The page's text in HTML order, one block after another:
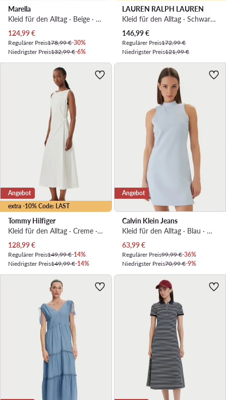
Marella
Kleid für den Alltag · Beige · Midi
Aktueller Preis
124,99€
Regulärer Preis178,99 €-30%
Niedrigster Preis132,99 €-6%
LAUREN RALPH LAUREN
Kleid für den Alltag · Schwarz · Midi
Aktueller Preis
146,99€
Regulärer Preis172,99 €
Niedrigster Preis121,99 €
extra -10% Code: LAST
Angebot
Tommy Hilfiger
Kleid für den Alltag · Creme · Midi
Aktueller Preis
128,99€
Regulärer Preis149,99 €-14%
Niedrigster Preis149,99 €-14%
Angebot
Calvin Klein Jeans
Kleid für den Alltag · Blau · Midi
Aktueller Preis
63,99€
Regulärer Preis99,99 €-36%
Niedrigster Preis70,99 €-9%